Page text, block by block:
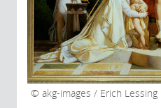
akg-images / Erich Lessing